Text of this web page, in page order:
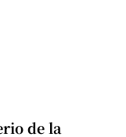
de la